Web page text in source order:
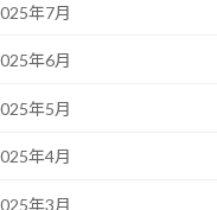
年7月
年6月
年5月
年4月
年3月